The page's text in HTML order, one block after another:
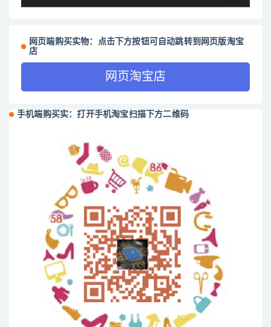
网页端购买实物：点击下方按钮可自动跳转到网页版淘宝
店
网页淘宝店
手机端购买实：打开手机淘宝扫描下方二维码